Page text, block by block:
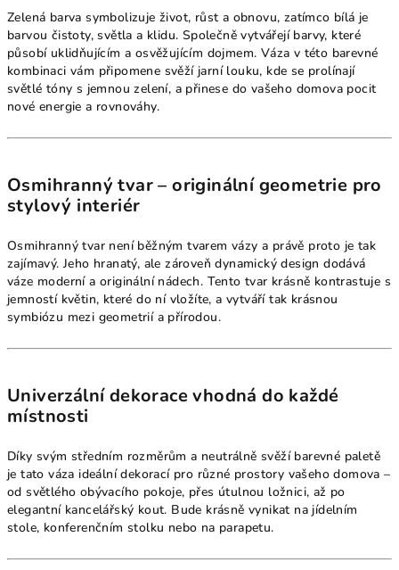
Zelená barva symbolizuje život, růst a obnovu, zatímco bílá je
barvou čistoty, světla a klidu. Společně vytvářejí barvy, které
působí uklidňujícím a osvěžujícím dojmem. Váza v této barevné
kombinaci vám připomene svěží jarní louku, kde se prolínají
světlé tóny s jemnou zelení, a přinese do vašeho domova pocit
nové energie a rovnováhy.
Osmihranný tvar – originální geometrie pro
stylový interiér
Osmihranný tvar není běžným tvarem vázy a právě proto je tak
zajímavý. Jeho hranatý, ale zároveň dynamický design dodává
váze moderní a originální nádech. Tento tvar krásně kontrastuje s
jemností květin, které do ní vložíte, a vytváří tak krásnou
symbiózu mezi geometrií a přírodou.
Univerzální dekorace vhodná do každé
místnosti
Díky svým středním rozměrům a neutrálně svěží barevné paletě
je tato váza ideální dekorací pro různé prostory vašeho domova –
od světlého obývacího pokoje, přes útulnou ložnici, až po
elegantní kancelářský kout. Bude krásně vynikat na jídelním
stole, konferenčním stolku nebo na parapetu.